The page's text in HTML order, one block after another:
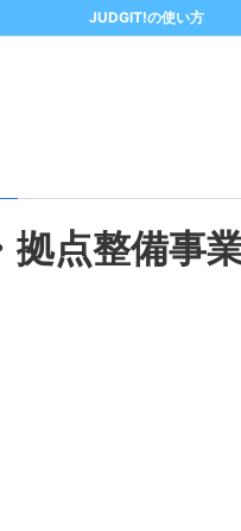
JUDGIT!の使い方
拠点整備事